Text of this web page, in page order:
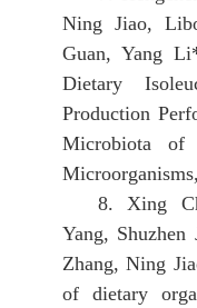
Ning Jiao,
Guan, Yang
Dietary
Production
Microbiota of
8.Xing
Yang,
Zhang, Ning
of dietary